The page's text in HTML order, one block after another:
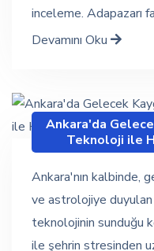
inceleme. Adapazarı
Devamını Oku
Ankara'da
Teknoloji ile
Ankara'nın kalbinde,
ve astrolojiye duyulan
teknolojinin sunduğu
ile şehrin stresinden